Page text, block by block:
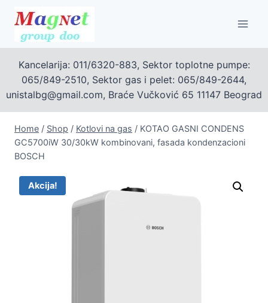
content
Kancelarija: 011/6320-883, Sektor toplotne pumpe:
065/849-2510, Sektor gas i pelet: 065/849-2644,
unistalbg@gmail.com, Braće Vučković 65 11147 Beograd
Home / Shop / Kotlovi na gas / KOTAO GASNI CONDENS
GC5700iW 30/30kW kombinovani, fasada kondenzacioni
BOSCH
Akcija!